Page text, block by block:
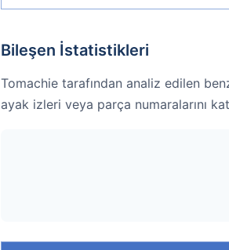
Bileşen İstatistikleri
Tomachie tarafından analiz edilen
ayak izleri veya parça numaralarını